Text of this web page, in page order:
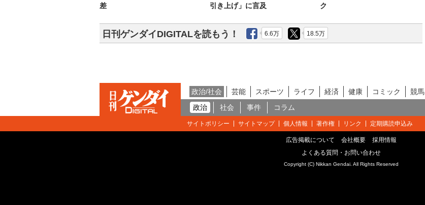
差
引き上げ」に言及
ク
日刊ゲンダイDIGITALを読もう！ 6.6万 18.5万
政治/社会 芸能 スポーツ ライフ 経済 健康 コミック 競馬
政治
社会 事件 コラム
サイトポリシー サイトマップ 個人情報 著作権 リンク 定期購読申込み
広告掲載について 会社概要
採用情報
よくある質問・お問い合わせ
Copyright (C) Nikkan Gendai. All Rights Reserved